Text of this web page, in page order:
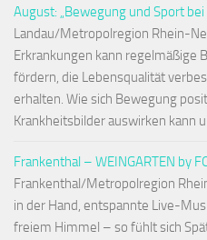
August: „Bewegung und Sport
Landau/Metropolregion Rhein-
Erkrankungen kann regelmäßige
fördern, die Lebensqualität
erhalten. Wie sich Bewegung
Krankheitsbilder auswirken kann
Frankenthal – WEINGARTEN by
Frankenthal/Metropolregion
in der Hand, entspannte Live-
freiem Himmel – so fühlt sich